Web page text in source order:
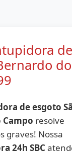
de esgoto
resolve
graves! Nossa
24h SBC